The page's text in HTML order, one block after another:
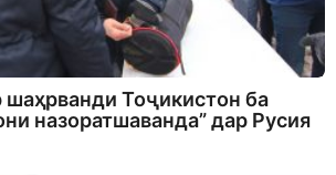
шаҳрванди Тоҷикистон ба
назоратшаванда” дар Русия